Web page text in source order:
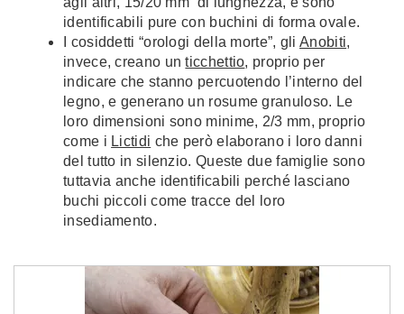
identificabili pure con buchini di forma ovale.
I cosiddetti “orologi della morte”, gliAnobiti,
invece, creano unticchettio, proprio per
indicare che stanno percuotendo l’interno del
legno, e generano un rosume granuloso. Le
loro dimensioni sono minime, 2/3 mm, proprio
come i Lictidi che però elaborano i loro danni
del tutto in silenzio. Queste due famiglie sono
tuttavia anche identificabili perché lasciano
buchi piccoli come tracce del loro
insediamento.